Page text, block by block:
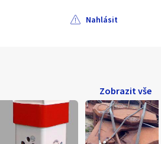
Nahlásit
Zobrazit vše